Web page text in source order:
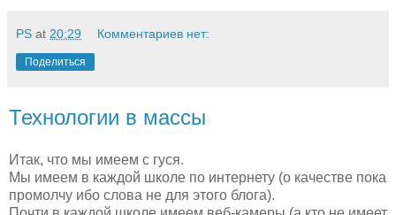
PS at 20:29 Комментариев нет:
Поделиться
Технологии в массы
Итак, что мы имеем с гуся.
Мы имеем в каждой школе по интернету (о качестве пока
промолчу ибо слова не для этого блога).